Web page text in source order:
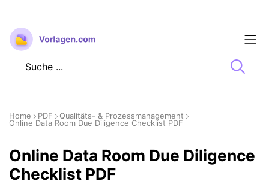
Zum
Inhalt
springen
Home PDF
Qualitäts- & Prozessmanagement
Online Data Room Due Diligence Checklist PDF
Online Data Room Due Diligence
Checklist PDF